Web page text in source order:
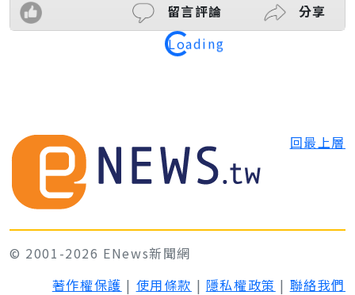
留言評論 分享
Loading
回最上層
© 2001-2026 ENews新聞網
著作權保護 | 使用條款 | 隱私權政策 | 聯絡我們